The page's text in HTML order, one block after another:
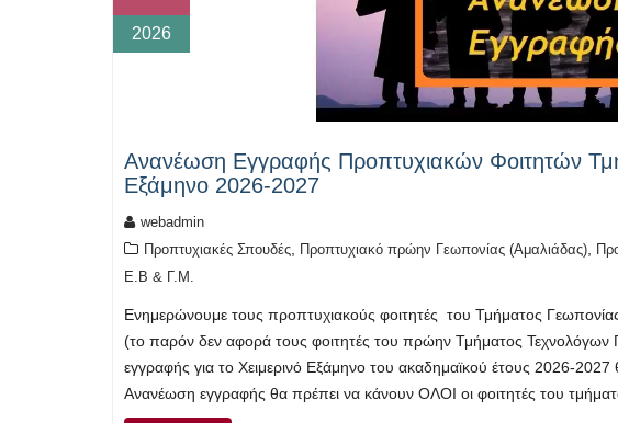
2026
Ανανέωση Εγγραφής Προπτυχιακών Φοιτητών
Εξάμηνο 2026-2027
webadmin
Προπτυχιακές Σπουδές Προπτυχιακό πρώην Γεωπονίας (Αμαλιάδας)
Ε.Β & Γ.Μ.
Ενημερώνουμε τους προπτυχιακούς φοιτητές του Τμήματος
(το παρόν δεν αφορά τους φοιτητές του πρώην Τμήματος
εγγραφής για το Χειμερινό Εξάμηνο του ακαδημαϊκού έτους 2026-
Ανανέωση εγγραφής θα πρέπει να κάνουν ΟΛΟΙ οι φοιτητές του